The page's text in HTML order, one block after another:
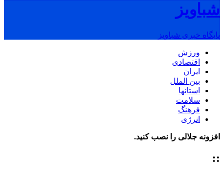
شباویز
پایگاه خبری شباویز
ورزش
اقتصادی
ایران
بین الملل
استانها
سلامت
فرهنگ
انرژی
افزونه جلالی را نصب کنید.
::